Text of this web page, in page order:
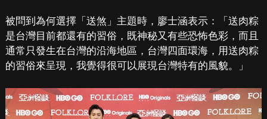
被問到為何選擇「送煞」主題時，廖士涵表示：「送肉粽
是台灣目前都還有的習俗，既神秘又有些恐怖色彩，而且
通常只發生在台灣的沿海地區，台灣四面環海，用送肉粽
的習俗來呈現，我覺得很可以展現台灣特有的風貌。」